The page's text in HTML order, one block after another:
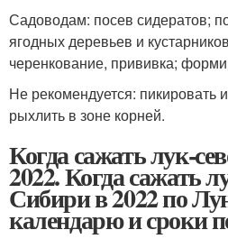
Садоводам: посев сидератов;
ягодных деревьев и
черенкование, прививка;
Не рекомендуется: пикировать
рыхлить в зоне корней.
Когда сажать лук-
2022. Когда сажать
Сибири в 2022 по
календарю и сроки